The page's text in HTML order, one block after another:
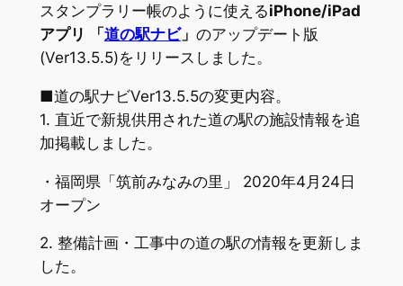
スタンプラリー帳のように使えるiPhone/iPad
アプリ 「道の駅ナビ」 のアップデート版
(Ver13.5.5)をリリースしました。
■道の駅ナビVer13.5.5の変更内容。
1. 直近で新規供用された道の駅の施設情報を追
加掲載しました。
・福岡県「筑前みなみの里」 2020年4月24日
オープン
2. 整備計画・工事中の道の駅の情報を更新しま
した。